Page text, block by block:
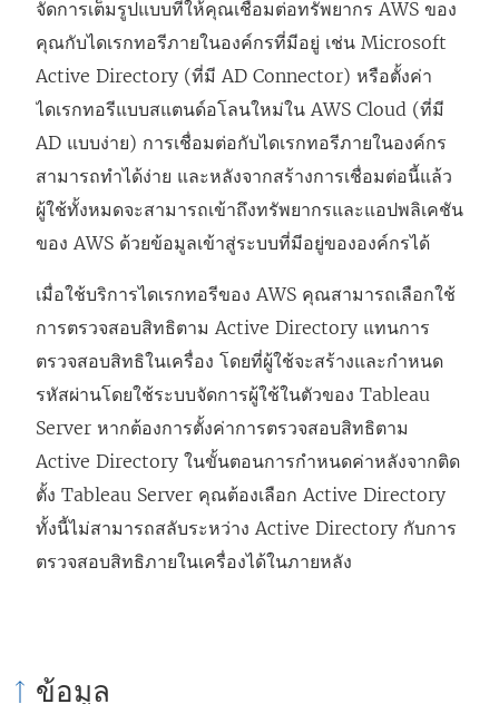
จัดการเต็มรูปแบบที่ให้คุณเชื่อมต่อทรัพยากร AWS ของ
คุณกับไดเรกทอรีภายในองค์กรที่มีอยู่ เช่น Microsoft
Active Directory (ที่มี AD Connector) หรือตั้งค่า
ไดเรกทอรีแบบสแตนด์อโลนใหม่ใน AWS Cloud (ที่มี
AD แบบง่าย) การเชื่อมต่อกับไดเรกทอรีภายในองค์กร
สามารถทำได้ง่าย และหลังจากสร้างการเชื่อมต่อนี้แล้ว
ผู้ใช้ทั้งหมดจะสามารถเข้าถึงทรัพยากรและแอปพลิเคชัน
ของ AWS ด้วยข้อมูลเข้าสู่ระบบที่มีอยู่ขององค์กรได้
เมื่อใช้บริการไดเรกทอรีของ AWS คุณสามารถเลือกใช้
การตรวจสอบสิทธิตาม Active Directory แทนการ
ตรวจสอบสิทธิในเครื่อง โดยที่ผู้ใช้จะสร้างและกำหนด
รหัสผ่านโดยใช้ระบบจัดการผู้ใช้ในตัวของ Tableau
Server หากต้องการตั้งค่าการตรวจสอบสิทธิตาม
Active Directory ในขั้นตอนการกำหนดค่าหลังจากติด
ตั้ง Tableau Server คุณต้องเลือก Active Directory
ทั้งนี้ไม่สามารถสลับระหว่าง Active Directory กับการ
ตรวจสอบสิทธิภายในเครื่องได้ในภายหลัง
ข้อมูล